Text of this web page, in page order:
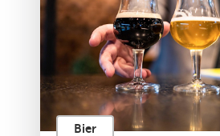
Bier